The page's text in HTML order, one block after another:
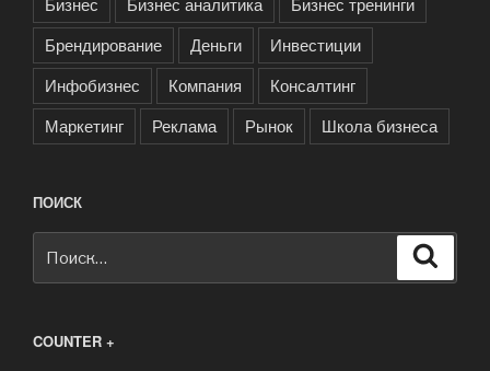
Брендирование
Деньги
Инвестиции
Инфобизнес
Компания
Консалтинг
Маркетинг
Реклама Рынок Школа бизнеса
ПОИСК
COUNTER +